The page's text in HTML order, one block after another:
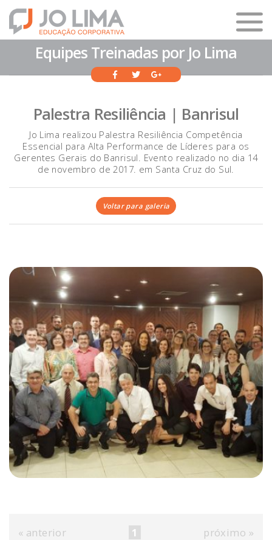
Equipes Treinadas por Jo Lima
Palestra Resiliência | Banrisul
Jo Lima realizou Palestra Resiliência Competência
Essencial para Alta Performance de Líderes para os
Gerentes Gerais do Banrisul. Evento realizado no dia 14
de novembro de 2017. em Santa Cruz do Sul.
Voltar para galeria
« anterior próximo »
1